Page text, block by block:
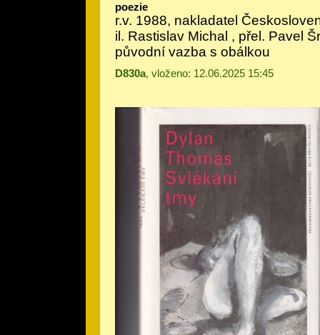
poezie
r.v. 1988, nakladatel
il. Rastislav Michal , přel. Pavel
původní vazba s obálkou
D830a, vloženo: 12.06.2025 15:45